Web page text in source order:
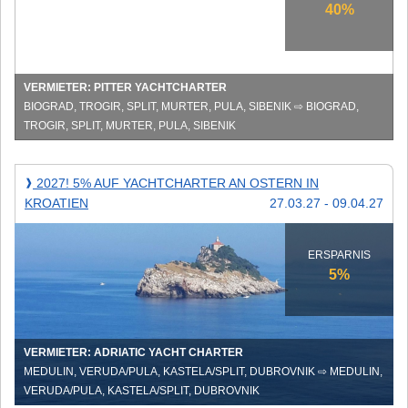
40%
VERMIETER: PITTER YACHTCHARTER
BIOGRAD, TROGIR, SPLIT, MURTER, PULA, SIBENIK ⇨ BIOGRAD,
TROGIR, SPLIT, MURTER, PULA, SIBENIK
5%
auf
Yachtcharter
in
Kroatien
❱ 2027! 5% AUF YACHTCHARTER AN OSTERN IN
KROATIEN
27.03.27 - 09.04.27
ERSPARNIS
5%
VERMIETER: ADRIATIC YACHT CHARTER
MEDULIN, VERUDA/PULA, KASTELA/SPLIT, DUBROVNIK ⇨ MEDULIN,
VERUDA/PULA, KASTELA/SPLIT, DUBROVNIK